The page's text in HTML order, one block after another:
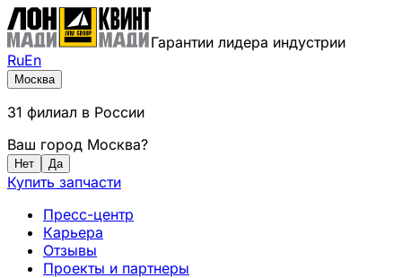
Гарантии лидера индустрии
RuEn
Москва
31 филиал в России
Ваш город Москва?
Нет Да
Купить запчасти
Пресс-центр
Карьера
Отзывы
Проекты и партнеры